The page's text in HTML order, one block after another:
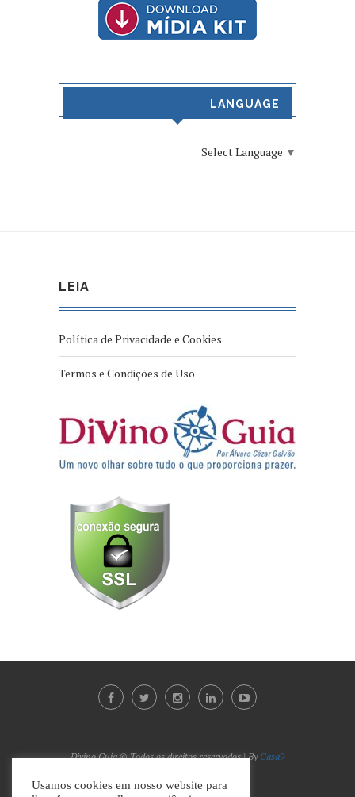
LANGUAGE
Select Language ▼
LEIA
Política de Privacidade e Cookies
Termos e Condições de Uso
Divino Guia © Todos os direitos reservados | By Casa9
Usamos cookies em nosso website para